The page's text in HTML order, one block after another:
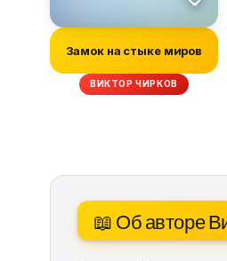
Замок на стыке миров
ВИКТОР ЧИРКОВ
📖 Об авторе